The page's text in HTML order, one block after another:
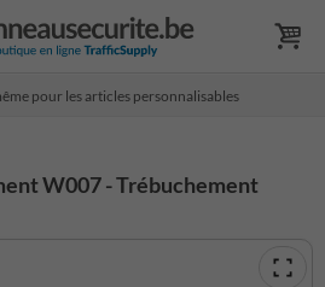
pour les articles personnalisables
W007 - Trébuchement